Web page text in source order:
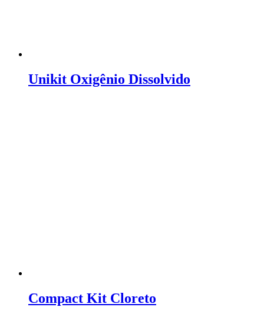
Unikit Oxigênio Dissolvido
Compact Kit Cloreto